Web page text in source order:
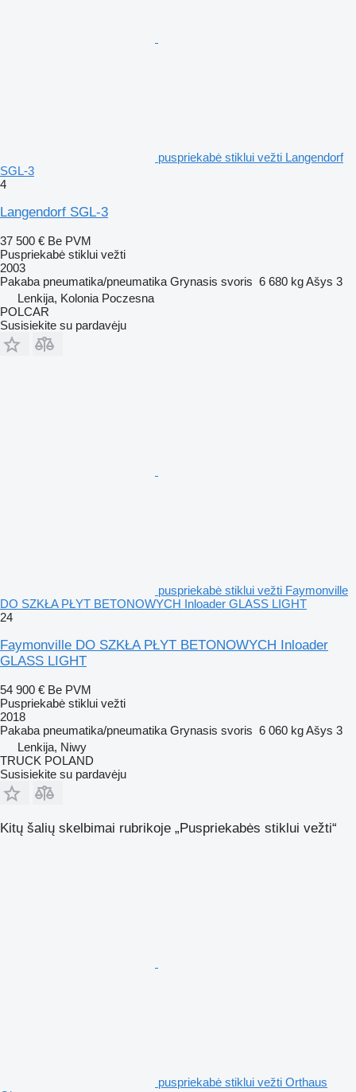
puspriekabė stiklui vežti Langendorf
SGL-3
4
Langendorf SGL-3
37 500 € Be PVM
Puspriekabė stiklui vežti
2003
Pakaba pneumatika/pneumatika Grynasis svoris 6 680 kgAšys 3
Lenkija, Kolonia Poczesna
POLCAR
Susisiekite su pardavėju
puspriekabė stiklui vežti Faymonville
DO SZKŁA PŁYT BETONOWYCH Inloader GLASS LIGHT
24
Faymonville DO SZKŁA PŁYT BETONOWYCH Inloader
GLASS LIGHT
54 900 € Be PVM
Puspriekabė stiklui vežti
2018
Pakaba pneumatika/pneumatika Grynasis svoris 6 060 kgAšys 3
Lenkija, Niwy
TRUCK POLAND
Susisiekite su pardavėju
Kitų šalių skelbimai rubrikoje „Puspriekabės stiklui vežti“
puspriekabė stiklui vežti Orthaus